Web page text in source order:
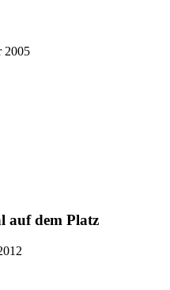
2005
auf dem Platz